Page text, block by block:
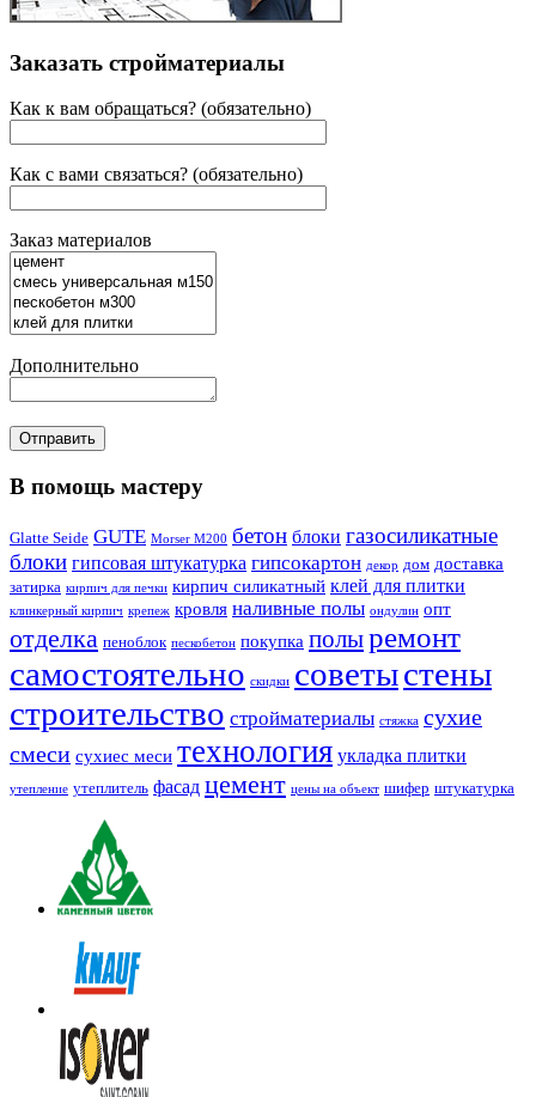
Заказать стройматериалы
Как к вам обращаться? (обязательно)
Как с вами связаться? (обязательно)
Заказ материалов
Дополнительно
В помощь мастеру
Glatte Seide GUTE Morser M200 бетон блоки газосиликатные
блоки гипсовая штукатурка гипсокартон декор дом доставка
затирка кирпич для печки кирпич силикатный клей для плитки
клинкерный кирпич крепеж кровля наливные полы ондулин опт
отделка пеноблок пескобетон покупка полыремонт
самостоятельно скидки советыстены
строительство стройматериалы стяжка сухие
смеси сухиес меси технология укладка плитки
утепление утеплитель фасад цемент цены на объект шифер штукатурка